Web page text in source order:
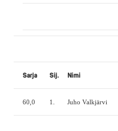
Sarja Sij. Nimi
60,0 1. Juho Valkjärvi